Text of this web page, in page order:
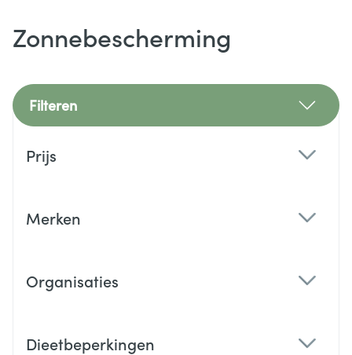
Zonnebescherming
Filteren
Prijs
Merken
Organisaties
Dieetbeperkingen